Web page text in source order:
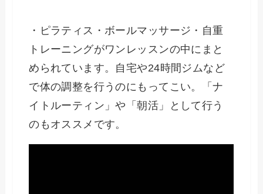
・ピラティス・ボールマッサージ・自重
トレーニングがワンレッスンの中にまと
められています。自宅や24時間ジムなど
で体の調整を行うのにもってこい。「ナ
イトルーティン」や「朝活」として行う
のもオススメです。